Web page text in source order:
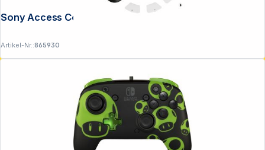
Artikel-Nr.:865930